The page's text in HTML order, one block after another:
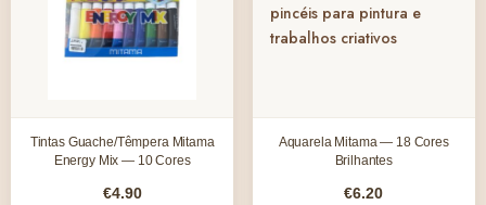
Tintas Guache/Têmpera Mitama
Energy Mix — 10 Cores
€4.90
Aquarela Mitama — 18 Cores
Brilhantes
€6.20